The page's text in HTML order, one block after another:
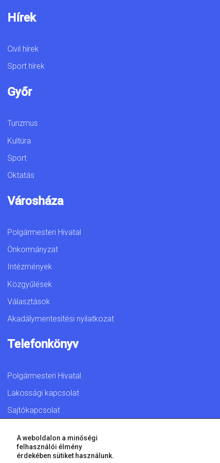
Hírek
Civil hírek
Sport hírek
Győr
Turizmus
Kultúra
Sport
Oktatás
Városháza
Polgármesteri Hivatal
Önkormányzat
Intézmények
Közgyűlések
Választások
Akadálymentesítési nyilatkozat
Telefonkönyv
Polgármesteri Hivatal
Lakossági kapcsolat
Sajtókapcsolat
© 2026 Győr Megyei Jogú Város • Minden jog fenntartva!
A weboldalon a minőségi
felhasználói élmény
érdekében sütiket használunk.